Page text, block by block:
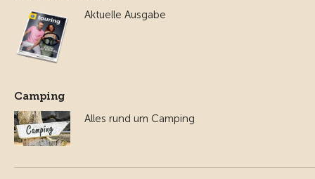
Aktuelle Ausgabe
Camping
Alles rund um Camping